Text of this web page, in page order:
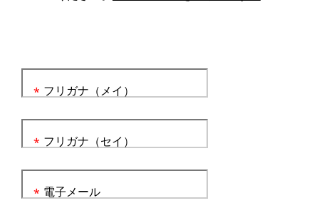
フリガナ（メイ）
*
フリガナ（セイ）
*
電子メール
*